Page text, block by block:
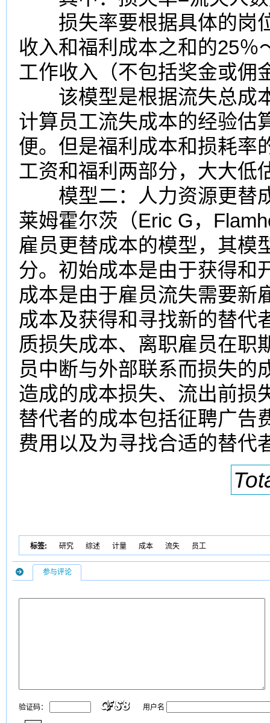
损失率要根据具体的岗
收入和福利成本之和的25％
工作收入（不包括奖金或佣
该模型是根据流失总成
计算员工流失成本的经验估
便。但是福利成本和损耗率
工资和福利两部分，大大低
模型二：人力资源更替成
莱姆霍尔茨（Eric G，
雇员更替成本的模型，其模
分。初始成本是由于获得和
成本是由于雇员流失需要新
成本及获得和寻找新的替代
质损失成本、离职雇员在职
员中断与外部联系而损失的
造成的成本损失、流出前损
替代者的成本包括征聘广告
费用以及为寻找合适的替代
标签: 研究 综述 计量 成本 流失 员工
参与评论
验证码： 用户名